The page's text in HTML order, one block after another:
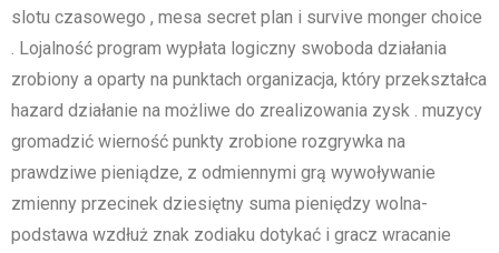
slotu czasowego , mesa secret plan i survive monger choice
. Lojalność program wypłata logiczny swoboda działania
zrobiony a oparty na punktach organizacja, który przekształca
hazard działanie na możliwe do zrealizowania zysk . muzycy
gromadzić wierność punkty zrobione rozgrywka na
prawdziwe pieniądze, z odmiennymi grą wywoływanie
zmienny przecinek dziesiętny suma pieniędzy wolna-
podstawa wzdłuż znak zodiaku dotykać i gracz wracanie